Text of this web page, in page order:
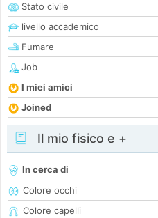
Stato civile
livello accademico
Fumare
Job
I miei amici
Joined
Il mio fisico e +
In cerca di
Colore occhi
Colore capelli